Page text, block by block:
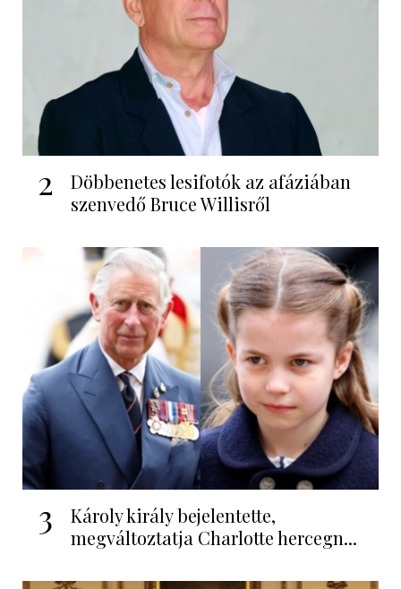
2
Döbbenetes lesifotók az afáziában
szenvedő Bruce Willisről
3
Károly király bejelentette,
megváltoztatja Charlotte hercegn...